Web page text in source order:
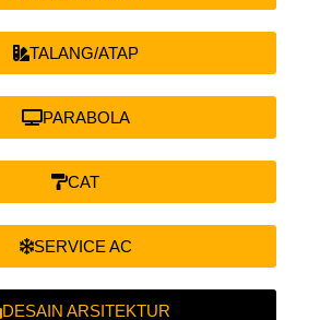
TALANG/ATAP
PARABOLA
CAT
SERVICE AC
DESAIN ARSITEKTUR